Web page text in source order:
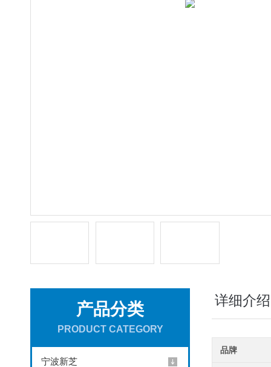
产品分类
PRODUCT CATEGORY
宁波新芝
详细介绍
品牌